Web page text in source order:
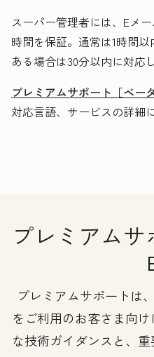
スーパー管理者には、Eメ
時間を保証。通常は1時間
ある場合は30分以内に対応
プレミアムサポート［ベー
対応言語、サービスの詳細
プレミアム
プレミアムサポートは
をご利用のお客さま向
な技術ガイダンスと、